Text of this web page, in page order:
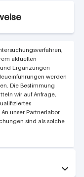
aktuellen
Ergänzungen
werden
Die Bestimmung
wir auf Anfrage,
unser Partnerlabor
sind als solche